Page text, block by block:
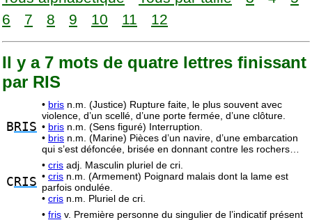
6
7 8 9 10 11 12
Il y a 7 mots de quatre lettres finissant
par RIS
B RIS
• bris n.m. (Justice) Rupture faite, le plus souvent avec
violence, d’un scellé, d’une porte fermée, d’une clôture.
• bris n.m. (Sens figuré) Interruption.
• bris n.m. (Marine) Pièces d’un navire, d’une embarcation
qui s’est défoncée, brisée en donnant contre les rochers…
C RIS
• cris adj. Masculin pluriel de cri.
• cris n.m. (Armement) Poignard malais dont la lame est
parfois ondulée.
• cris n.m. Pluriel de cri.
• fris v. Première personne du singulier de l’indicatif présent